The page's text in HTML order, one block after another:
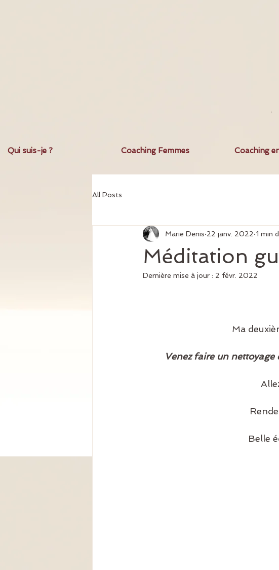
Qui suis-je ? Coaching Femmes Coaching
All Posts
Méditation
Marie Denis 22 janv. 2022 1 min
Dernière mise à jour : 2 févr. 2022
Ma
Venez faire un